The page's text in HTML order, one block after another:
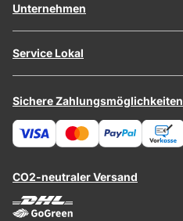
Unternehmen
Service Lokal
Sichere Zahlungsmöglichkeiten
CO2-neutraler Versand